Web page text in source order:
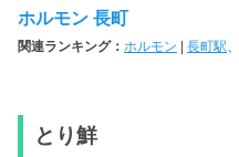
ホルモン 長町
関連ランキング： ホルモン 長町駅、
とり鮮